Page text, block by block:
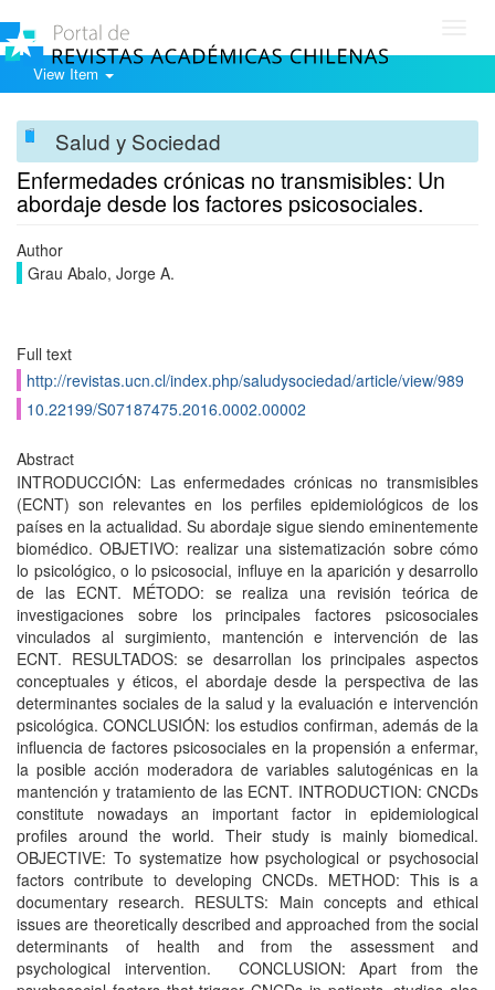
View Item
Salud y Sociedad
Enfermedades crónicas no transmisibles: Un
abordaje desde los factores psicosociales.
Author
Grau Abalo, Jorge A.
Full text
http://revistas.ucn.cl/index.php/saludysociedad/article/view/989
10.22199/S07187475.2016.0002.00002
Abstract
INTRODUCCIÓN: Las enfermedades crónicas no transmisibles
(ECNT) son relevantes en los perfiles epidemiológicos de los
países en la actualidad. Su abordaje sigue siendo eminentemente
biomédico. OBJETIVO: realizar una sistematización sobre cómo
lo psicológico, o lo psicosocial, influye en la aparición y desarrollo
de las ECNT. MÉTODO: se realiza una revisión teórica de
investigaciones sobre los principales factores psicosociales
vinculados al surgimiento, mantención e intervención de las
ECNT. RESULTADOS: se desarrollan los principales aspectos
conceptuales y éticos, el abordaje desde la perspectiva de las
determinantes sociales de la salud y la evaluación e intervención
psicológica. CONCLUSIÓN: los estudios confirman, además de la
influencia de factores psicosociales en la propensión a enfermar,
la posible acción moderadora de variables salutogénicas en la
mantención y tratamiento de las ECNT. INTRODUCTION: CNCDs
constitute nowadays an important factor in epidemiological
profiles around the world. Their study is mainly biomedical.
OBJECTIVE: To systematize how psychological or psychosocial
factors contribute to developing CNCDs. METHOD: This is a
documentary research. RESULTS: Main concepts and ethical
issues are theoretically described and approached from the social
determinants of health and from the assessment and
psychological intervention. CONCLUSION: Apart from the